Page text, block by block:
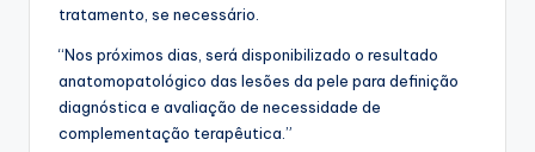
tratamento, se necessário.
“Nos próximos dias, será disponibilizado o resultado
anatomopatológico das lesões da pele para definição
diagnóstica e avaliação de necessidade de
complementação terapêutica.”